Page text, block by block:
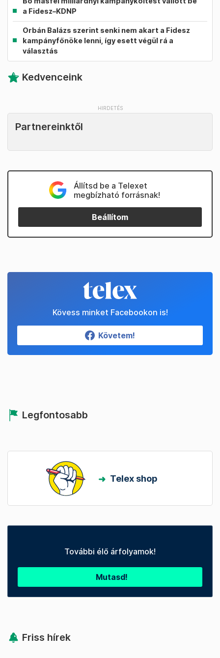
a Fidesz–KDNP
Orbán Balázs szerint senki nem akart a Fidesz
kampányfőnöke lenni, így esett végül rá a
választás
Kedvenceink
Partnereinktől
Állítsd be a Telexet
megbízható forrásnak!
Beállítom
Kövess minket Facebookon is!
Követem!
Legfontosabb
Telex shop
További élő árfolyamok!
Mutasd!
Friss hírek